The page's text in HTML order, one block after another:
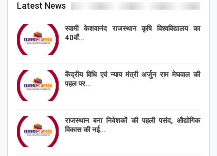
Latest News
स्वामी केशवानंद राजस्थान कृषि विश्वविद्यालय का
40वाँ…
केंद्रीय विधि एवं न्याय मंत्री अर्जुन राम मेघवाल की
पहल पर…
राजस्थान बना निवेशकों की पहली पसंद, औद्योगिक
विकास की नई…